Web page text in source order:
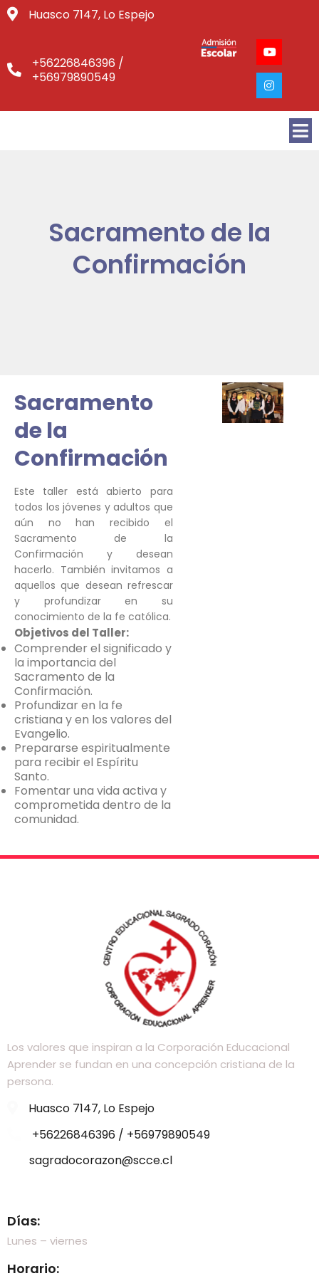
Huasco 7147, Lo Espejo
+56226846396 /
+56979890549
Sacramento de la
Confirmación
Sacramento
de la
Confirmación
Este taller está abierto para
todos los jóvenes y adultos que
aún no han recibido el
Sacramento de la
Confirmación y desean
hacerlo. También invitamos a
aquellos que desean refrescar
y profundizar en su
conocimiento de la fe católica.
Objetivos del Taller:
Comprender el significado y
la importancia del
Sacramento de la
Confirmación.
Profundizar en la fe
cristiana y en los valores del
Evangelio.
Prepararse espiritualmente
para recibir el Espíritu
Santo.
Fomentar una vida activa y
comprometida dentro de la
comunidad.
Los valores que inspiran a la Corporación Educacional
Aprender se fundan en una concepción cristiana de la
persona.
Huasco 7147, Lo Espejo
+56226846396 / +56979890549
sagradocorazon@scce.cl
Días:
Lunes – viernes
Horario: